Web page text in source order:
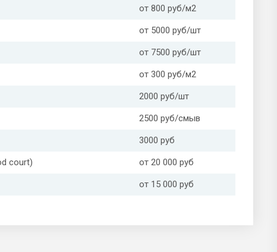
от 800 руб/м2
от 5000 руб/шт
от 7500 руб/шт
от 300 руб/м2
2000 руб/шт
2500 руб/смыв
3000 руб
court) от 20 000 руб
от 15 000 руб